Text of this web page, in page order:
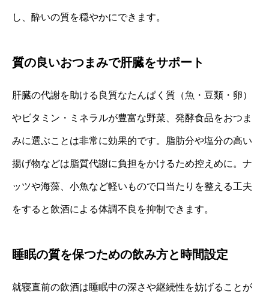
し、酔いの質を穏やかにできます。
質の良いおつまみで肝臓をサポート
肝臓の代謝を助ける良質なたんぱく質（魚・豆類・卵）
やビタミン・ミネラルが豊富な野菜、発酵食品をおつま
みに選ぶことは非常に効果的です。脂肪分や塩分の高い
揚げ物などは脂質代謝に負担をかけるため控えめに。ナ
ッツや海藻、小魚など軽いもので口当たりを整える工夫
をすると飲酒による体調不良を抑制できます。
睡眠の質を保つための飲み方と時間設定
就寝直前の飲酒は睡眠中の深さや継続性を妨げることが